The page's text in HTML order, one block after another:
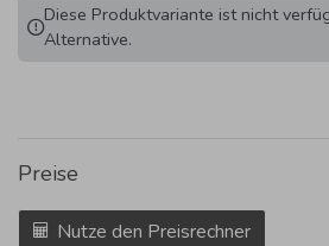
Diese Produktvariante ist nicht
Alternative.
Preise
Nutze den Preisrechner